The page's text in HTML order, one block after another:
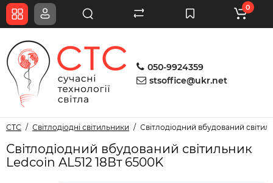
050-9924359
stsoffice@ukr.net
0
СТС Світлодіодні світильники Світлодіодний вбудований
Світлодіодний вбудований світильник
Ledcoin AL512 18Вт 6500K